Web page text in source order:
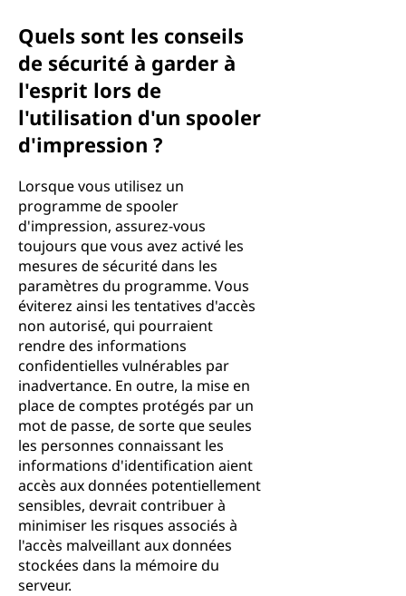
Quels sont les conseils
de sécurité à garder à
l'esprit lors de
l'utilisation d'un spooler
d'impression ?
Lorsque vous utilisez un
programme de spooler
d'impression, assurez-vous
toujours que vous avez activé les
mesures de sécurité dans les
paramètres du programme. Vous
éviterez ainsi les tentatives d'accès
non autorisé, qui pourraient
rendre des informations
confidentielles vulnérables par
inadvertance. En outre, la mise en
place de comptes protégés par un
mot de passe, de sorte que seules
les personnes connaissant les
informations d'identification aient
accès aux données potentiellement
sensibles, devrait contribuer à
minimiser les risques associés à
l'accès malveillant aux données
stockées dans la mémoire du
serveur.